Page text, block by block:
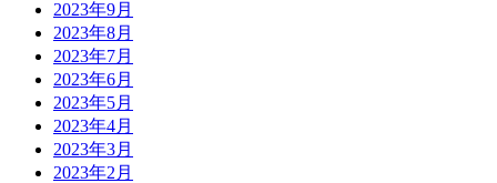
2023年9月
2023年8月
2023年7月
2023年6月
2023年5月
2023年4月
2023年3月
2023年2月